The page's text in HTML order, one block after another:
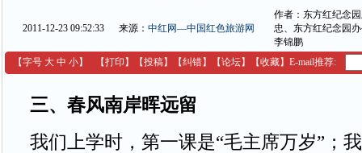
2011-12-23 09:52:33 来源： 中红网—中国红色旅游网
作者：东方红纪念
忠、东方红纪念园
李锦鹏
【字号 大 中 小】 【打印 】 【投稿】 【纠错】 【论坛】 【收藏】 E-mail推荐:
三、春风南岸晖远留
我们上学时，第一课是“毛主席万岁”；